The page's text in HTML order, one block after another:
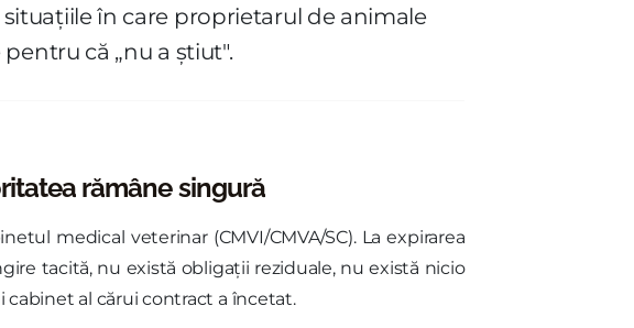
în care proprietarul de animale
că „nu a știut".
rămâne singură
medical veterinar (CMVI/CMVA/SC). La expirarea
tacită, nu există obligații reziduale, nu există nicio
al cărui contract a încetat.